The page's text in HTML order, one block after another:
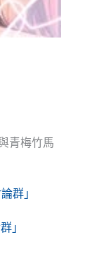
青梅竹馬
群」
」